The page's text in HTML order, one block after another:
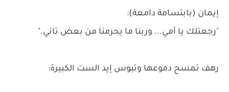
إيمان (بابتسامة دامعة):
"رجعتلك يا أمي... وربنا ما يحرمنا من بعض تاني."
رهف تمسح دموعها وتبوس إيد الست الكبيرة: